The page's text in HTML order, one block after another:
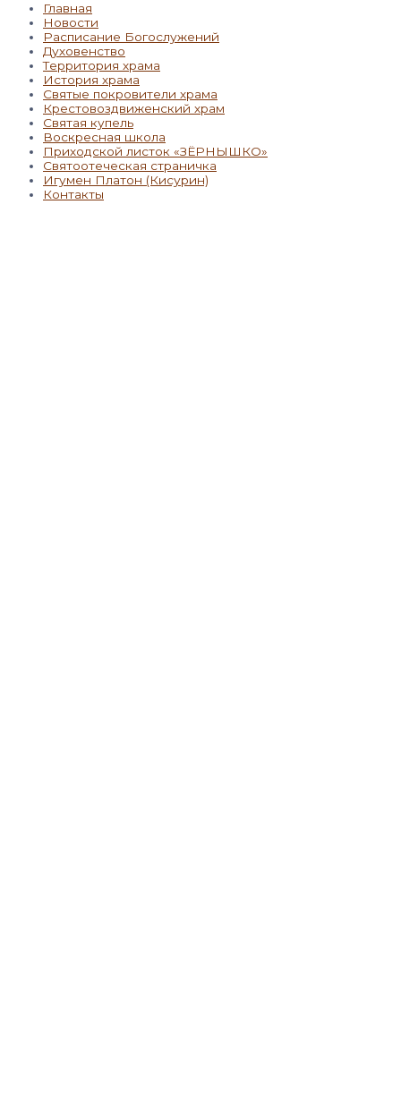
Главная
Новости
Расписание Богослужений
Духовенство
Территория храма
История храма
Святые покровители храма
Крестовоздвиженский храм
Святая купель
Воскресная школа
Приходской листок «ЗЁРНЫШКО»
Святоотеческая страничка
Игумен Платон (Кисурин)
Контакты